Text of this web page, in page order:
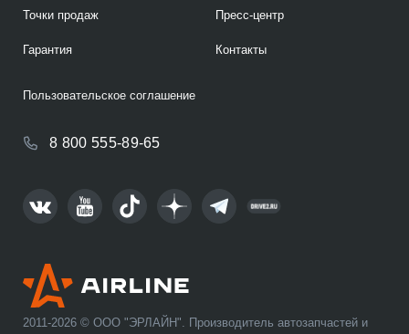
2011-2026 © ООО "ЭРЛАЙН". Производитель автозапчастей и
Точки продаж
Гарантия
Пресс-центр
Контакты
8 800 555-89-65
Пользовательское соглашение